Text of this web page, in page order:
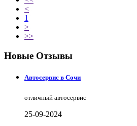
<
1
>
>>
Новые Отзывы
Автосервис в Сочи
отличный автосервис
25-09-2024